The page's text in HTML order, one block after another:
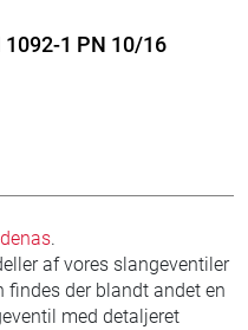
1 PN 10/16
.
af vores slangeventiler
findes der blandt andet en
med detaljeret